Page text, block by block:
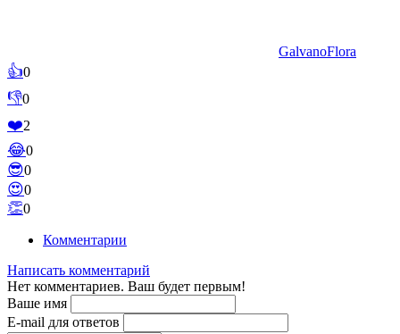
GalvanoFlora
👍0
👎0
❤️2
😂0
😎0
😍0
👏0
Комментарии
Написать комментарий
Нет комментариев. Ваш будет первым!
Ваше имя
E-mail для ответов